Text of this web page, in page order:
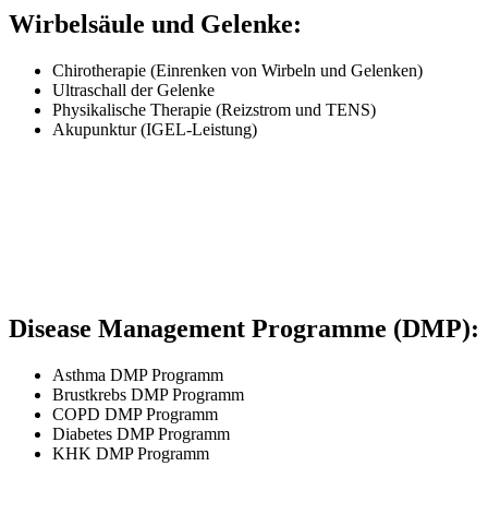
Wirbelsäule und Gelenke:
Chirotherapie (Einrenken von Wirbeln und Gelenken)
Ultraschall der Gelenke
Physikalische Therapie (Reizstrom und TENS)
Akupunktur (IGEL-Leistung)
Disease Management Programme (DMP):
Asthma DMP Programm
Brustkrebs DMP Programm
COPD DMP Programm
Diabetes DMP Programm
KHK DMP Programm